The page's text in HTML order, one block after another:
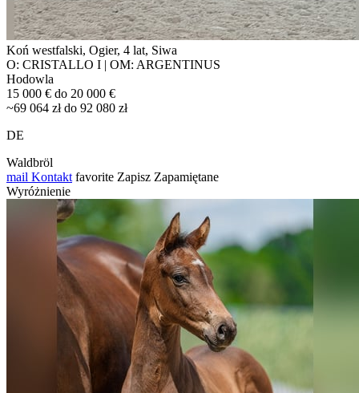
Koń westfalski, Ogier, 4 lat, Siwa
O: CRISTALLO I | OM: ARGENTINUS
Hodowla
15 000 € do 20 000 €
~69 064 zł do 92 080 zł
DE
Waldbröl
mail Kontakt favorite Zapisz Zapamiętane
Wyróżnienie